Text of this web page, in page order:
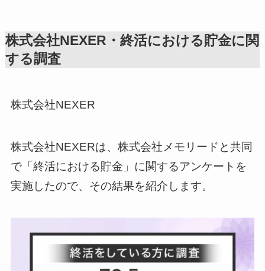
株式会社NEXER・終活における貯金に関
する調査
株式会社NEXER
株式会社NEXERは、株式会社メモリードと共同
で「終活における貯金」に関するアンケートを
実施したので、その結果を紹介します。